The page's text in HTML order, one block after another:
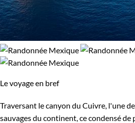
Le voyage en bref
Traversant le canyon du Cuivre, l'une
sauvages du continent, ce condensé